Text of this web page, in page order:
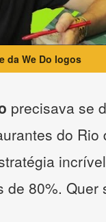
da We Do logos
precisava se
do Rio
de 80%. Quer